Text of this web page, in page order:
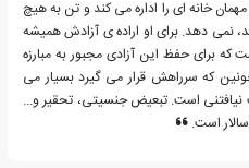
مهمان خانه ای را اداره می کند و تن به هیچ
نمی دهد. برای او اراده ی آزادش همیشه
که برای حفظ این آزادی مجبور به مبارزه
که سرراهش قرار می گیرد بسیار می
نیافتنی است. تبعیض جنسیتی، تحقیر و...
است.